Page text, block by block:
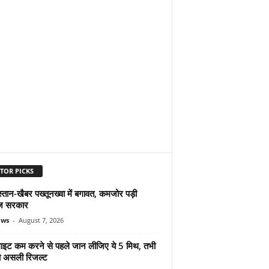
PICKS
खैबर पख्तूनख्वा में बगावत, कमजोर पड़ी
सरकार
- August 7, 2026
कम करने से पहले जान लीजिए ये 5 मिथ, तभी
असली रिजल्ट